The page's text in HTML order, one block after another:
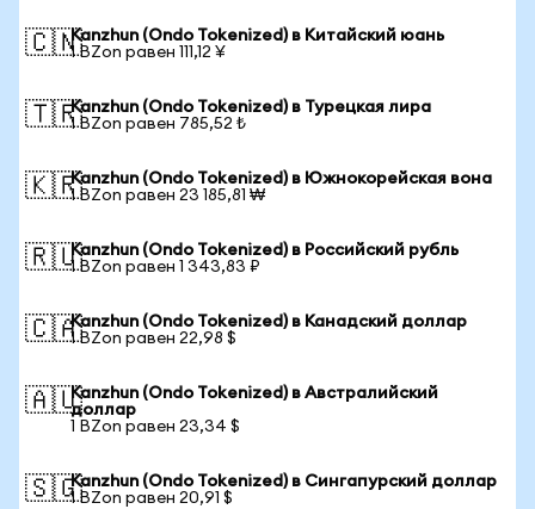
🇨🇳Kanzhun (Ondo Tokenized) в Китайский юань
1 BZon равен 111,12 ¥
🇹🇷Kanzhun (Ondo Tokenized) в Турецкая лира
1 BZon равен 785,52 ₺
🇰🇷Kanzhun (Ondo Tokenized) в Южнокорейская вона
1 BZon равен 23 185,81 ₩
🇷🇺Kanzhun (Ondo Tokenized) в Российский рубль
1 BZon равен 1 343,83 ₽
🇨🇦Kanzhun (Ondo Tokenized) в Канадский доллар
1 BZon равен 22,98 $
🇦🇺Kanzhun (Ondo Tokenized) в Австралийский
доллар
1 BZon равен 23,34 $
🇸🇬Kanzhun (Ondo Tokenized) в Сингапурский доллар
1 BZon равен 20,91 $